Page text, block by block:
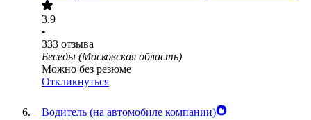
3.9
•
333 отзыва
Беседы (Московская область)
Можно без резюме
Откликнуться
Водитель (на автомобиле компании)